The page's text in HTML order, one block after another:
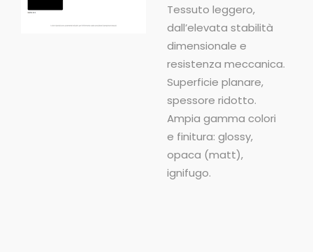
Tessuto leggero,
dall’elevata stabilità
dimensionale e
resistenza meccanica.
Superficie planare,
spessore ridotto.
Ampia gamma colori
e finitura: glossy,
opaca (matt),
ignifugo.